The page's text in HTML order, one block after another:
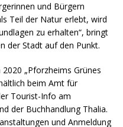
und Bürgern
Teil der Natur erlebt, wird
zu erhalten“, bringt
der Stadt auf den Punkt.
„Pforzheims Grünes
beim Amt für
Tourist-Info am
der Buchhandlung Thalia.
und Anmeldung